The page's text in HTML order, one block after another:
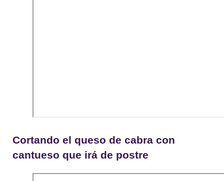
Cortando el queso de cabra con
cantueso que irá de postre